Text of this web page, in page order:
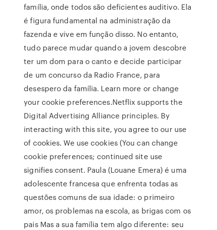
família, onde todos são deficientes auditivo. Ela
é figura fundamental na administração da
fazenda e vive em função disso. No entanto,
tudo parece mudar quando a jovem descobre
ter um dom para o canto e decide participar
de um concurso da Radio France, para
desespero da família. Learn more or change
your cookie preferences.Netflix supports the
Digital Advertising Alliance principles. By
interacting with this site, you agree to our use
of cookies. We use cookies (You can change
cookie preferences; continued site use
signifies consent. Paula (Louane Emera) é uma
adolescente francesa que enfrenta todas as
questões comuns de sua idade: o primeiro
amor, os problemas na escola, as brigas com os
pais Mas a sua família tem algo diferente: seu